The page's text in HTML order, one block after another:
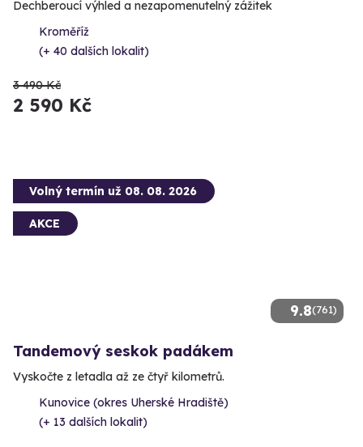
Dechberoucí výhled a nezapomenutelný zážitek
Kroměříž
(+ 40 dalších lokalit)
3 490 Kč
2 590 Kč
9.8(761)
Volný termín už 08. 08. 2026
AKCE
Tandemový seskok padákem
Vyskočte z letadla až ze čtyř kilometrů.
Kunovice (okres Uherské Hradiště)
(+ 13 dalších lokalit)